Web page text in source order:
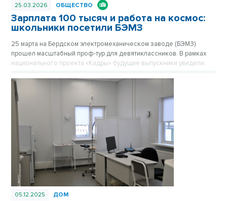
25.03.2026 ОБЩЕСТВО
Зарплата 100 тысяч и работа на космос:
школьники посетили БЭМЗ
25 марта на Бердском электромеханическом заводе (БЭМЗ)
прошел масштабный проф-тур для девятиклассников. В рамках
национального проекта «Кадры» будущие выпускники увидели,
как работает крупнейшее машиностроительное предприятие
региона, обеспечивающее в том числе российскую космонавтику
высокоточными приборами уже 67 лет.
05.12.2025 ДОМ